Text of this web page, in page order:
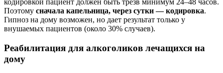
кодировкой пациент должен быть трезв минимум 24–48 часов.
Поэтому сначала капельница, через сутки — кодировка.
Гипноз на дому возможен, но дает результат только у
внушаемых пациентов (около 30% случаев).
Реабилитация для алкоголиков лечащихся на
дому